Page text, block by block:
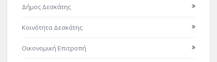
Δήμος Δεσκάτης
Κοινότητα Δεσκάτης
Οικονομική Επιτροπή